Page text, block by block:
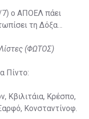
7) ο ΑΠΟΕΛ πάει
τη Δόξα
(ΦΩΤΟΣ)
Πίντο:
Κβιλιτάια, Κρέσπο,
Κονσταντίνοφ.